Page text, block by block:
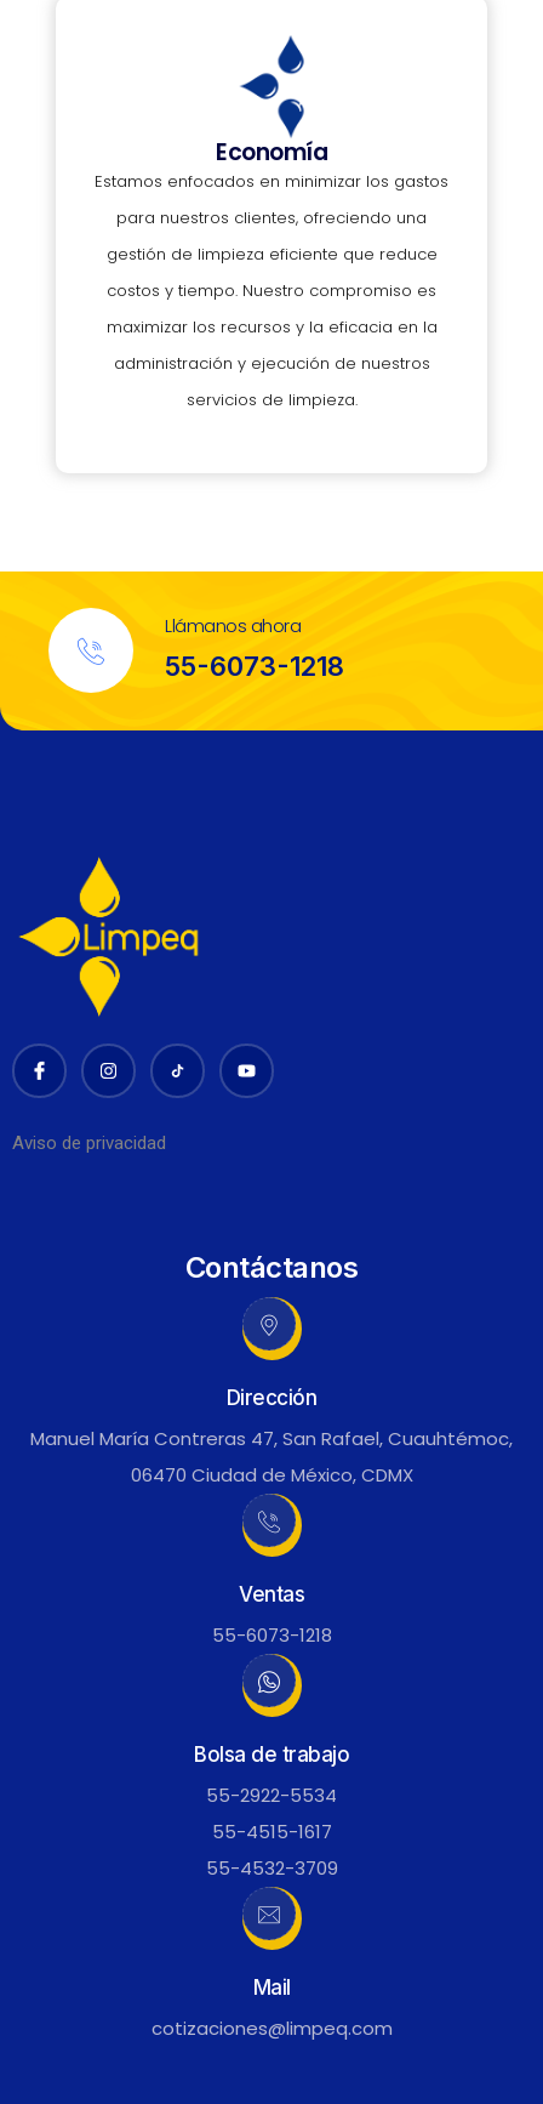
Economía
Estamos enfocados en minimizar los gastos
para nuestros clientes, ofreciendo una
gestión de limpieza eficiente que reduce
costos y tiempo. Nuestro compromiso es
maximizar los recursos y la eficacia en la
administración y ejecución de nuestros
servicios de limpieza.
Llámanos ahora
55-6073-1218
Aviso de privacidad
Contáctanos
Dirección
Manuel María Contreras 47, San Rafael, Cuauhtémoc,
06470 Ciudad de México, CDMX
Ventas
55-6073-1218
Bolsa de trabajo
55-2922-5534
55-4515-1617
55-4532-3709
Mail
cotizaciones@limpeq.com